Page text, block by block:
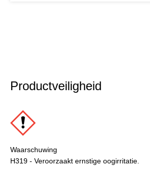
Productveiligheid
Waarschuwing
H319 - Veroorzaakt ernstige oogirritatie.